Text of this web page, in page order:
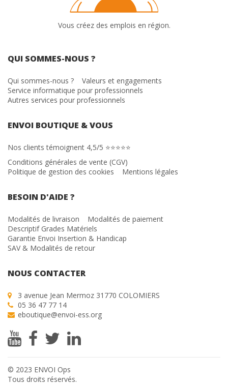
Vous créez des emplois en région.
QUI SOMMES-NOUS ?
Qui sommes-nous ?
Valeurs et engagements
Service informatique pour professionnels
Autres services pour professionnels
ENVOI BOUTIQUE & VOUS
Nos clients témoignent 4,5/5 ⭐⭐⭐⭐⭐
Conditions générales de vente (CGV)
Politique de gestion des cookies
Mentions légales
BESOIN D'AIDE ?
Modalités de livraison
Modalités de paiement
Descriptif Grades Matériels
Garantie Envoi Insertion & Handicap
SAV & Modalités de retour
NOUS CONTACTER
3 avenue Jean Mermoz 31770 COLOMIERS
05 36 47 77 14
eboutique@envoi-ess.org
© 2023 ENVOI Ops
Tous droits réservés.